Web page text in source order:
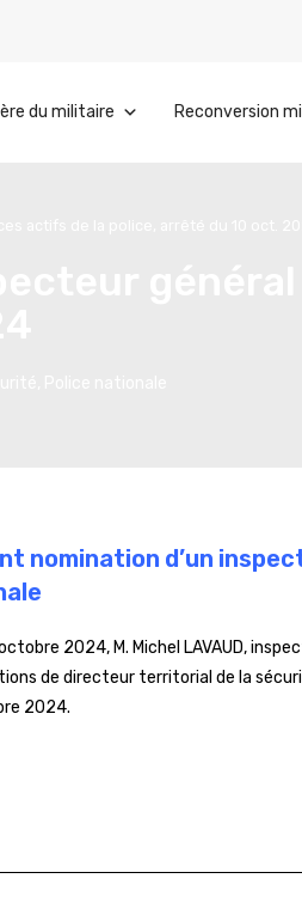
du militaire Reconversion
nomination d’un
2024, M. Michel LAVAUD,
de directeur territorial de la
2024.